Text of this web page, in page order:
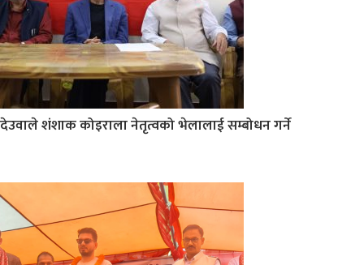
देउवाले शंशाक कोइराला नेतृत्वको भेलालाई सम्बोधन गर्ने